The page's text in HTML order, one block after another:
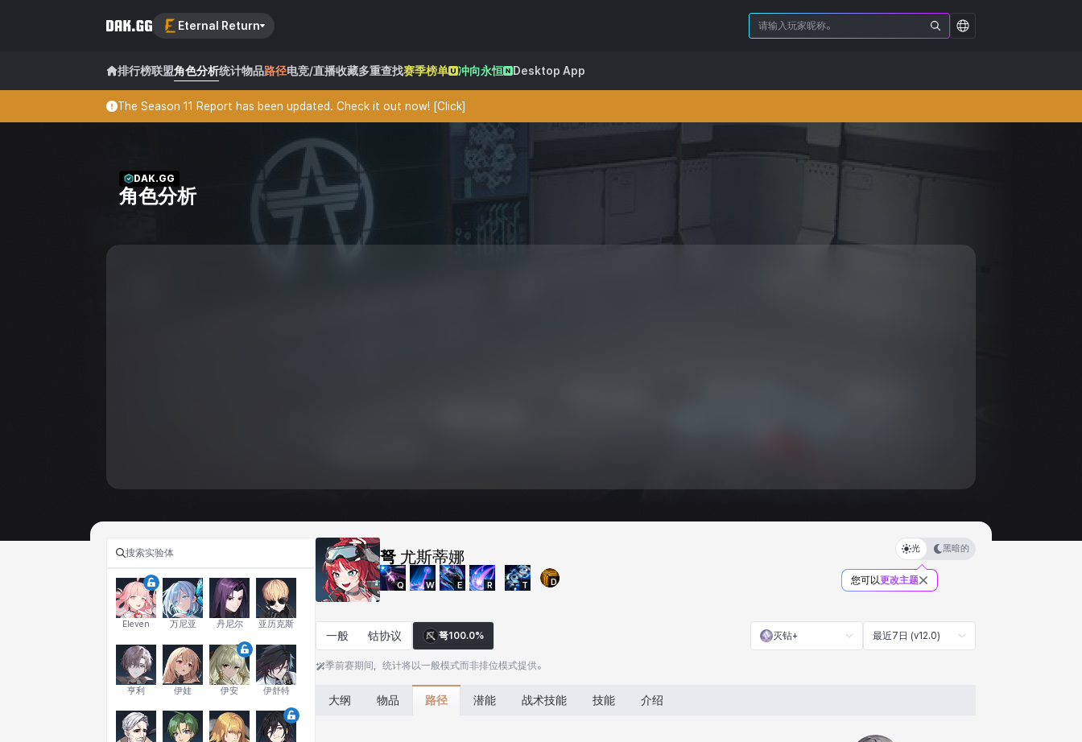
Eternal Return
排行榜联盟角色分析统计物品路径电竞/直播收藏多重查找赛季榜单 冲向永恒 Desktop App
The Season 11 Report has been updated. Check it out now! [Click]
DAK.GG
角色分析
Eleven 万尼亚 丹尼尔 亚历克斯
亨利 伊娃 伊安 伊舒特
弩 尤斯蒂娜
Q W E R T D
光 黑暗的
您可以更改主题
一般 钴协议 弩100.0% 灭钻+ 最近7日 (v12.0)
季前赛期间，统计将以一般模式而非排位模式提供。
大纲 物品 路径 潜能 战术技能 技能 介绍